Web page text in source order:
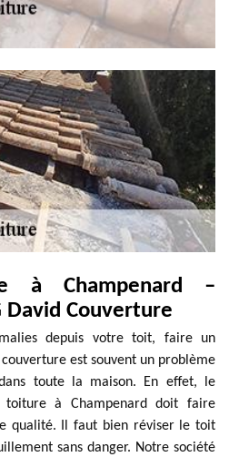
à Champenard –
David Couverture
depuis votre toit, faire un
est souvent un problème
toute la maison. En effet, le
toiture à Champenard doit faire
qualité. Il faut bien réviser le toit
sans danger. Notre société